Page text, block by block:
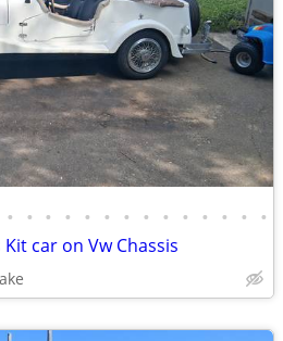
• • • • • • • • • • • • • •
car on Vw Chassis